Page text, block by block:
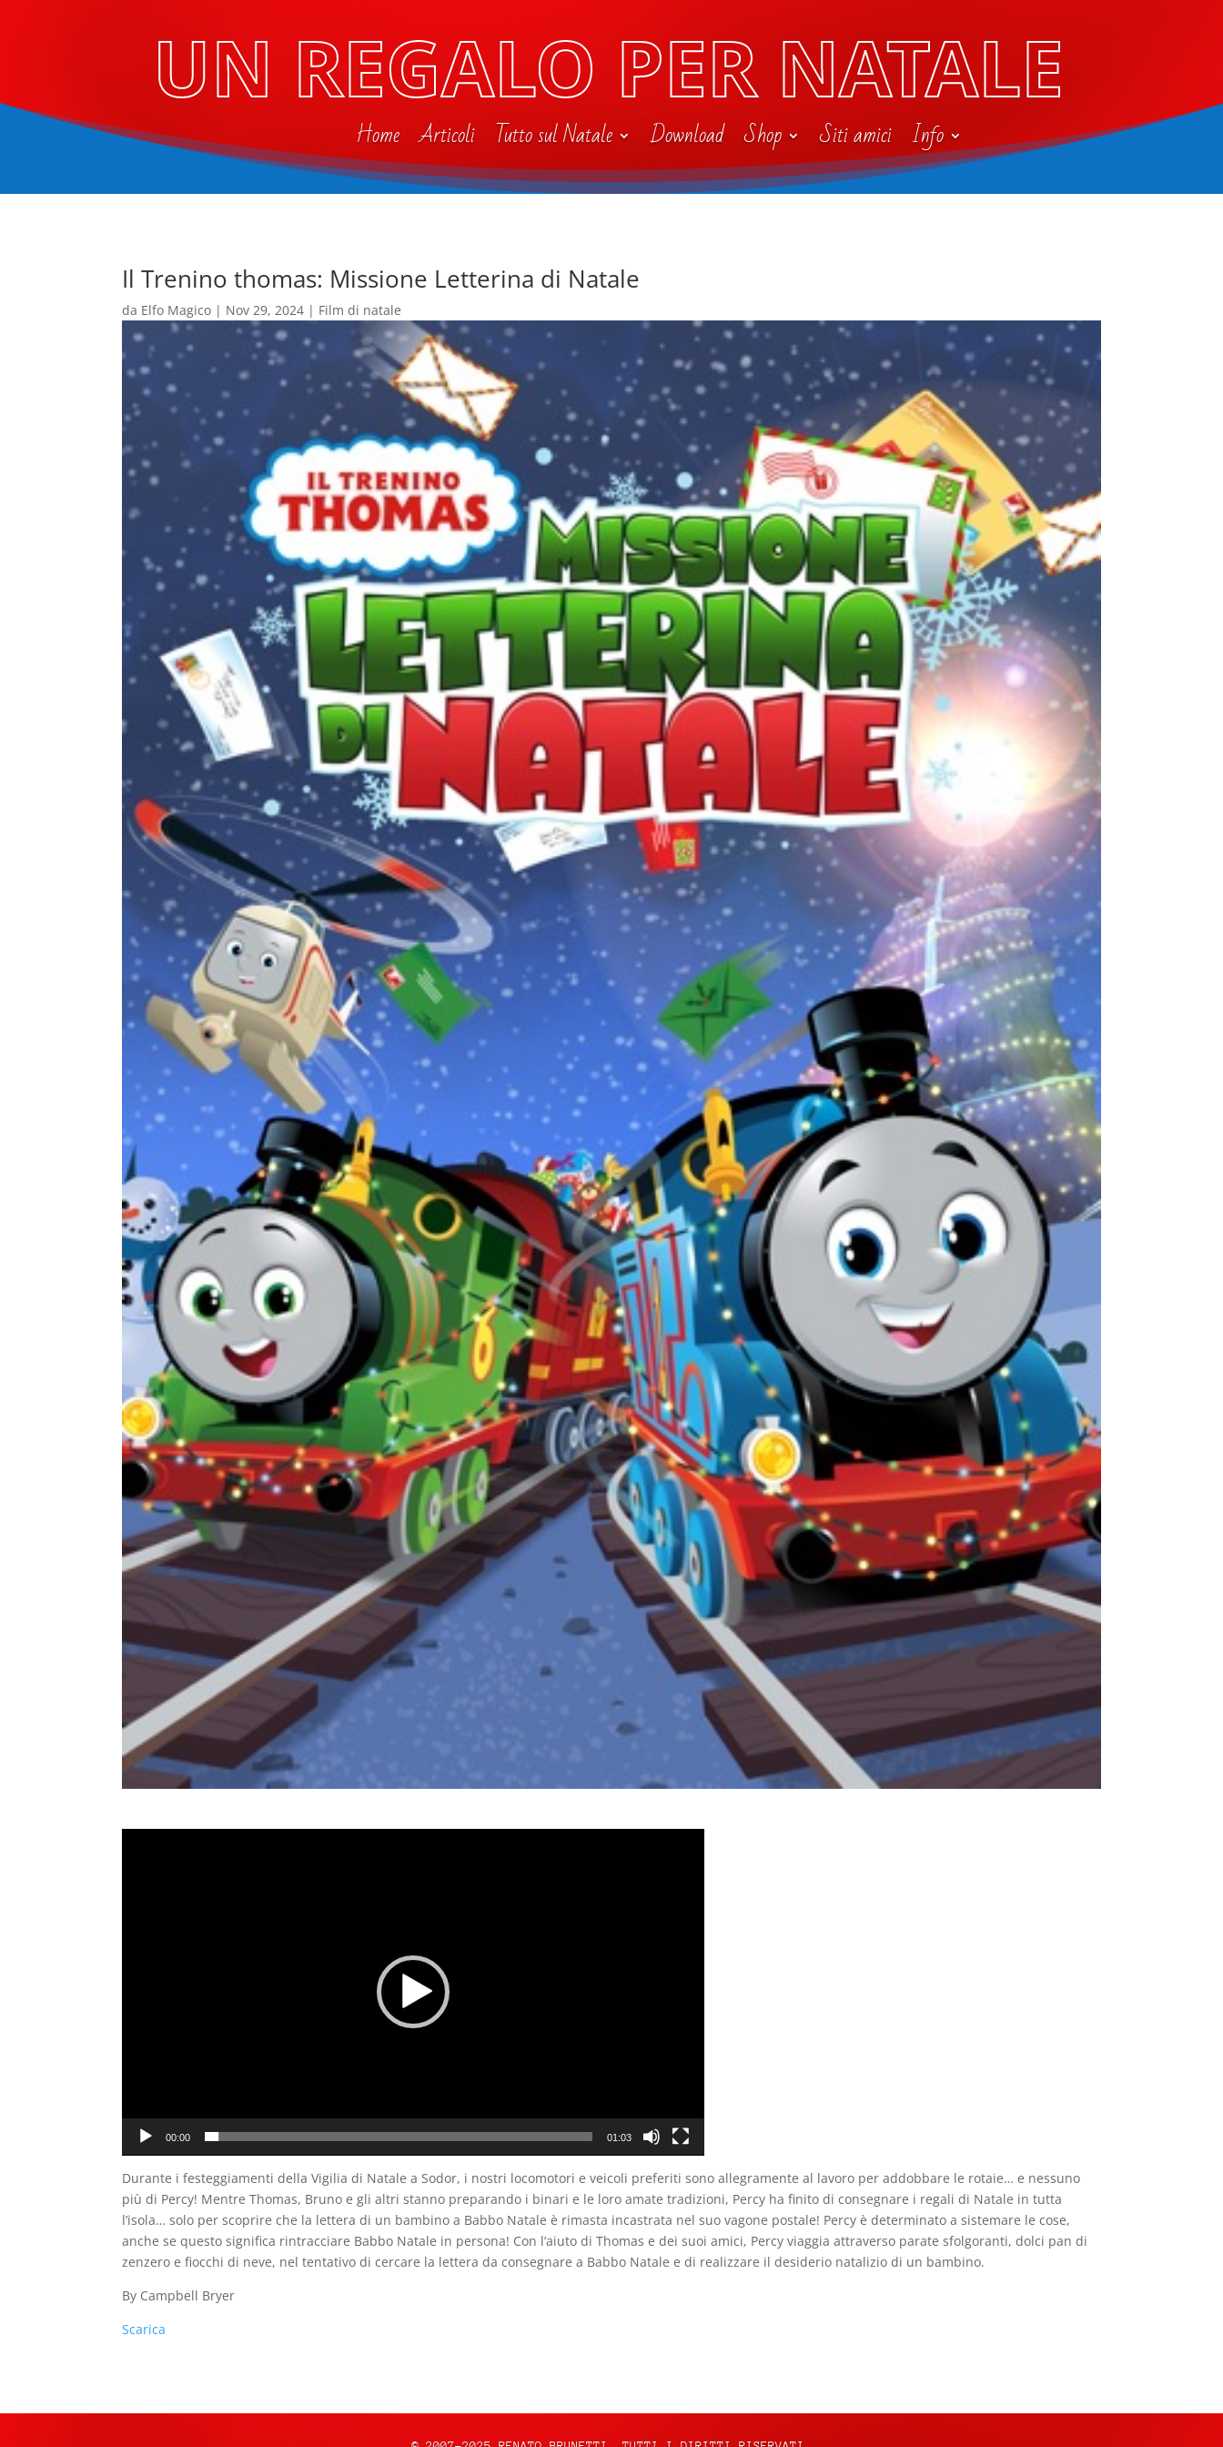
UN REGALO PER NATALE
Home Articoli Tutto sul Natale Download Shop Siti amici Info
Il Trenino thomas: Missione Letterina di Natale
da Elfo Magico | Nov 29, 2024 | Film di natale
00:00 01:03
Durante i festeggiamenti della Vigilia di Natale a Sodor, i nostri locomotori e veicoli preferiti sono allegramente al lavoro per addobbare le rotaie… e nessuno
più di Percy! Mentre Thomas, Bruno e gli altri stanno preparando i binari e le loro amate tradizioni, Percy ha finito di consegnare i regali di Natale in tutta
l’isola… solo per scoprire che la lettera di un bambino a Babbo Natale è rimasta incastrata nel suo vagone postale! Percy è determinato a sistemare le cose,
anche se questo significa rintracciare Babbo Natale in persona! Con l’aiuto di Thomas e dei suoi amici, Percy viaggia attraverso parate sfolgoranti, dolci pan di
zenzero e fiocchi di neve, nel tentativo di cercare la lettera da consegnare a Babbo Natale e di realizzare il desiderio natalizio di un bambino.
By Campbell Bryer
Scarica